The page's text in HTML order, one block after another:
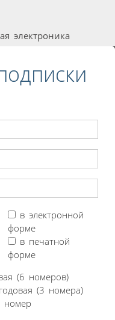
электроника
в электронной
форме
в печатной
форме
(6 номеров)
(3 номера)
номер